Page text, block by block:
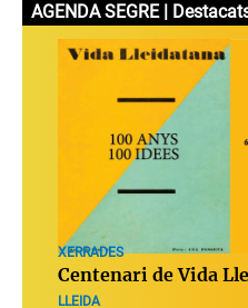
AGENDA SEGRE |
XERRADES
Centenari de Vida
LLEIDA